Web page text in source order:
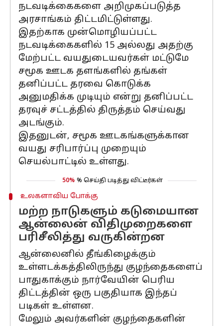
நடவடிக்கைகளை அறிமுகப்படுத்த
அரசாங்கம் திட்டமிட்டுள்ளது.
இதற்காக முன்மொழியப்பட்ட
நடவடிக்கைகளில் 15 அல்லது அதற்கு
மேற்பட்ட வயதுடையவர்கள் மட்டுமே
சமூக ஊடக தளங்களில் தங்கள்
தனிப்பட்ட தரவை கொடுக்க
அனுமதிக்க முடியும் என்று தனிப்பட்ட
தரவுச் சட்டத்தில் திருத்தம் செய்வது
அடங்கும்.
இதனுடன், சமூக ஊடகங்களுக்கான
வயது சரிபார்ப்பு முறையும்
செயல்பாட்டில் உள்ளது.
50% % செய்தி படித்து விட்டீர்கள்
உலகளாவிய போக்கு
மற்ற நாடுகளும் கடுமையான
ஆன்லைன் விதிமுறைகளை
பரிசீலித்து வருகின்றன
ஆன்லைனில் தீங்கிழைக்கும்
உள்ளடக்கத்திலிருந்து குழந்தைகளைப்
பாதுகாக்கும் நார்வேயின் பெரிய
திட்டத்தின் ஒரு பகுதியாக இந்தப்
படிகள் உள்ளன.
மேலும் அவர்களின் குழந்தைகளின்